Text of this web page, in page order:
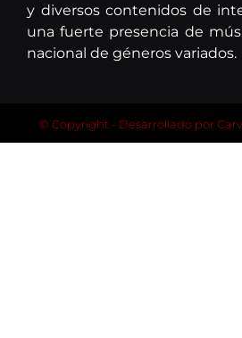
y diversos contenidos de
una fuerte presencia de
nacional de géneros variados.
© Copyright - Desarrollado por